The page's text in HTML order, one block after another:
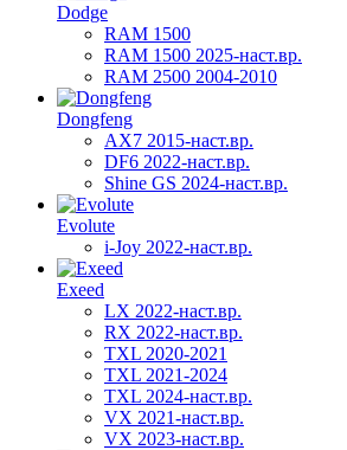
Dodge
RAM 1500
RAM 1500 2025-наст.вр.
RAM 2500 2004-2010
Dongfeng
AX7 2015-наст.вр.
DF6 2022-наст.вр.
Shine GS 2024-наст.вр.
Evolute
i-Joy 2022-наст.вр.
Exeed
LX 2022-наст.вр.
RX 2022-наст.вр.
TXL 2020-2021
TXL 2021-2024
TXL 2024-наст.вр.
VX 2021-наст.вр.
VX 2023-наст.вр.